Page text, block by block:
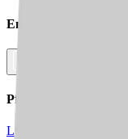
Empfehlen Sie diesen
Pflegejobs in
Lüneburg